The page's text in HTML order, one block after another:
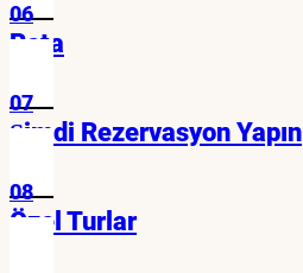
06
Rota
07
Şimdi Rezervasyon Yapın
08
Özel Turlar